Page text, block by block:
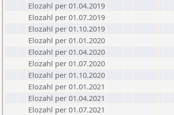
Elozahl per 01.04.2019
Elozahl per 01.07.2019
Elozahl per 01.10.2019
Elozahl per 01.01.2020
Elozahl per 01.04.2020
Elozahl per 01.07.2020
Elozahl per 01.10.2020
Elozahl per 01.01.2021
Elozahl per 01.04.2021
Elozahl per 01.07.2021